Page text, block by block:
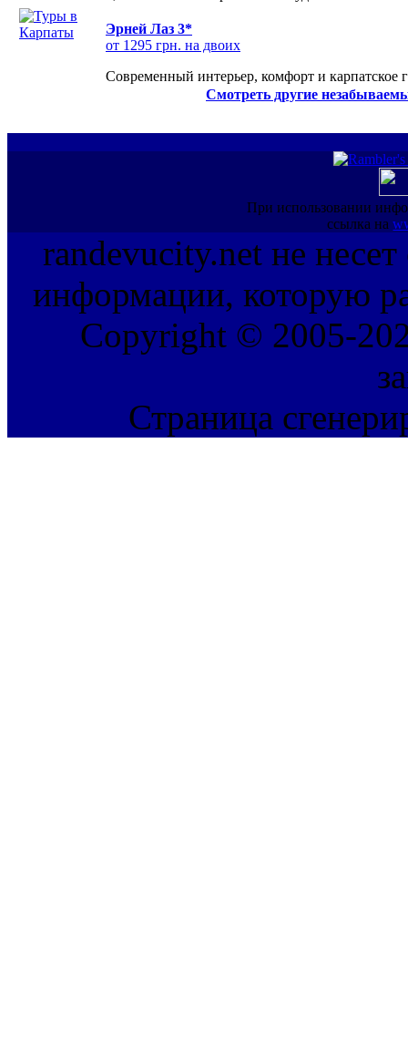
Эрней Лаз 3*
от 1295 грн. на двоих
Современный интерьер, комфорт и карпатское
Смотреть другие
При использовании
ссылка на
randevucity.net не несет
информации, которую
Copyright © 2005-
Страница